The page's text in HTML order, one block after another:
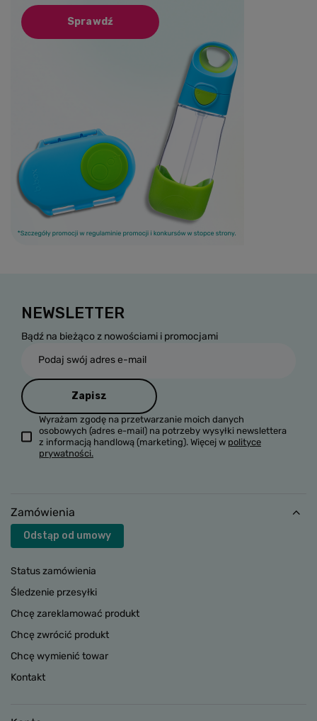
Sprawdź
NEWSLETTER
Bądź na bieżąco z nowościami i promocjami
Podaj swój adres e-mail
Zapisz
Wyrażam zgodę na przetwarzanie moich danych
osobowych (adres e-mail) na potrzeby wysyłki newslettera
z informacją handlową (marketing). Więcej w polityce
prywatności.
Zamówienia
Odstąp od umowy
Status zamówienia
Śledzenie przesyłki
Chcę zareklamować produkt
Chcę zwrócić produkt
Chcę wymienić towar
Kontakt